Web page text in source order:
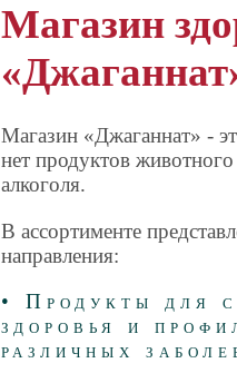
Магазин
Магазин «Джаганнат» -
нет продуктов
алкоголя.
В ассортименте
направления:
• Продукты для
здоровья и
различных